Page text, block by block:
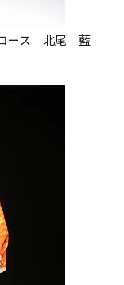
ース　北尾　藍